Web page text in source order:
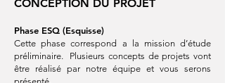
CONCEPTION DU PROJET
Phase ESQ (Esquisse)
Cette phase correspond a la mission d’étude
préliminaire. Plusieurs concepts de projets vont
être réalisé par notre équipe et vous serons